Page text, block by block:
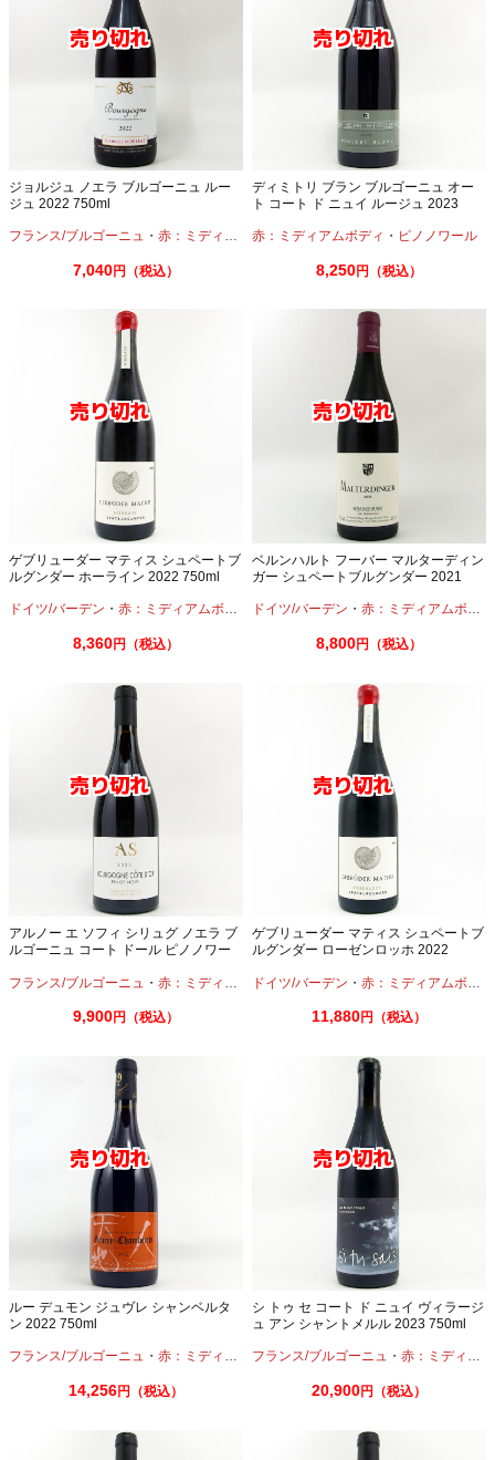
ジョルジュ ノエラ ブルゴーニュ ルー
ジュ 2022 750ml
フランス/ブルゴーニュ ・ 赤：ミディアムボディ ・ピノノワール
7,040円（税込）
ディミトリ ブラン ブルゴーニュ オー
ト コート ド ニュイ ルージュ 2023
赤：ミディアムボディ ・ ピノノワール
8,250円（税込）
ゲブリューダー マティス シュペートブ
ルグンダー ホーライン 2022 750ml
ドイツ/バーデン ・ 赤：ミディアムボディ ・ピノノワール
8,360円（税込）
ベルンハルト フーバー マルターディン
ガー シュペートブルグンダー 2021
ドイツ/バーデン ・赤：ミディアムボディ
8,800円（税込）
アルノー エ ソフィ シリュグ ノエラ ブ
ルゴーニュ コート ドール ピノノワー
フランス/ブルゴーニュ ・ 赤：ミディアムボディ ・ピノノワール
9,900円（税込）
ゲブリューダー マティス シュペートブ
ルグンダー ローゼンロッホ 2022
ドイツ/バーデン ・赤：ミディアムボディ
11,880円（税込）
ルー デュモン ジュヴレ シャンベルタ
ン 2022 750ml
フランス/ブルゴーニュ ・ 赤：ミディアムボディ ・ピノノワール
14,256円（税込）
シ トゥ セ コート ド ニュイ ヴィラージ
ュ アン シャントメルル 2023 750ml
フランス/ブルゴーニュ ・赤：ミディアムボディ
20,900円（税込）